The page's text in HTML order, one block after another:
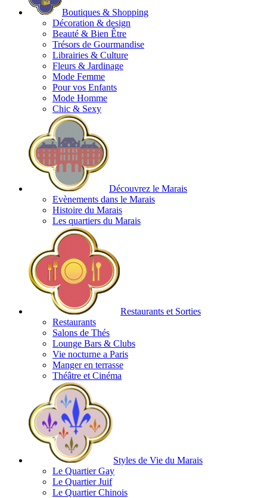
Boutiques & Shopping
Décoration & design
Beauté & Bien Être
Trésors de Gourmandise
Librairies & Culture
Fleurs & Jardinage
Mode Femme
Pour vos Enfants
Mode Homme
Chic & Sexy
Découvrez le Marais
Evènements dans le Marais
Histoire du Marais
Les quartiers du Marais
Restaurants et Sorties
Restaurants
Salons de Thés
Lounge Bars & Clubs
Vie nocturne a Paris
Manger en terrasse
Théâtre et Cinéma
Styles de Vie du Marais
Le Quartier Gay
Le Quartier Juif
Le Quartier Chinois